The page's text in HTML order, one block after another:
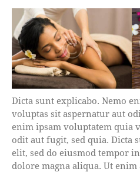
Dicta sunt explicabo. Nemo
voluptas sit aspernatur aut
enim ipsam voluptatem quia
odit aut fugit, sed quia. Dicta
elit, sed do eiusmod tempor
dolore magna aliqua. Ut